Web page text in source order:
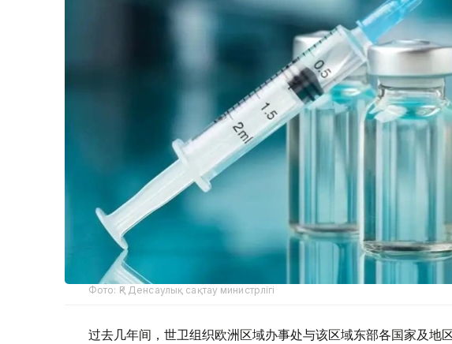
Фото: ҚР Денсаулық сақтау министрлігі
过去几年间，世卫组织欧洲区域办事处与该区域东部各国家及地